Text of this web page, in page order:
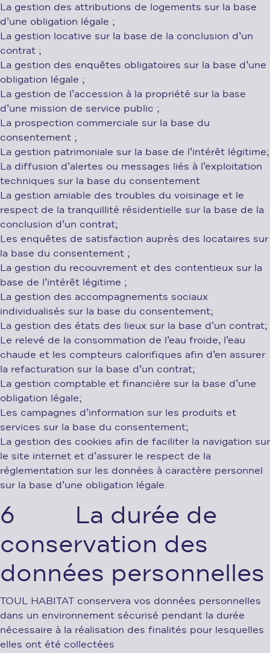
La gestion des attributions de logements sur la base
d’une obligation légale ;
La gestion locative sur la base de la conclusion d’un
contrat ;
La gestion des enquêtes obligatoires sur la base d’une
obligation légale ;
La gestion de l’accession à la propriété sur la base
d’une mission de service public ;
La prospection commerciale sur la base du
consentement ;
La gestion patrimoniale sur la base de l’intérêt légitime;
La diffusion d’alertes ou messages liés à l’exploitation
techniques sur la base du consentement
La gestion amiable des troubles du voisinage et le
respect de la tranquillité résidentielle sur la base de la
conclusion d’un contrat;
Les enquêtes de satisfaction auprès des locataires sur
la base du consentement ;
La gestion du recouvrement et des contentieux sur la
base de l’intérêt légitime ;
La gestion des accompagnements sociaux
individualisés sur la base du consentement;
La gestion des états des lieux sur la base d’un contrat;
Le relevé de la consommation de l’eau froide, l’eau
chaude et les compteurs calorifiques afin d’en assurer
la refacturation sur la base d’un contrat;
La gestion comptable et financière sur la base d’une
obligation légale;
Les campagnes d’information sur les produits et
services sur la base du consentement;
La gestion des cookies afin de faciliter la navigation sur
le site internet et d’assurer le respect de la
réglementation sur les données à caractère personnel
sur la base d’une obligation légale.
6 La durée de
conservation des
données personnelles
TOUL HABITAT conservera vos données personnelles
dans un environnement sécurisé pendant la durée
nécessaire à la réalisation des finalités pour lesquelles
elles ont été collectées